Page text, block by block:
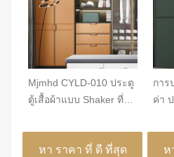
Mjmhd CYLD-010 ประตู
ตู้เสื้อผ้าแบบ Shaker ที่
กระดาษกระดาษกระดาษ
ที่ได้รับการรับรองจาก
หา ราคา ที่ ดี ที่สุด
การ
ค่า
การ
แบ
ห